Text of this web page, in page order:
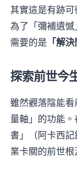
其實這是有跡
為了「彌補遺
需要的是 「解決
探索前世今
雖然觀落陰能
量軸」的功能
書」（阿卡西
業卡關的前世根